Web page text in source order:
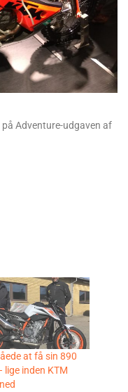
Adventure-udgaven af
at få sin 890
lige inden KTM